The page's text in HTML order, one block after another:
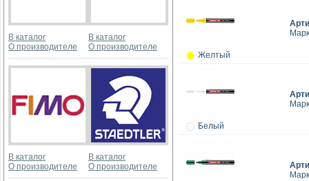
В каталог
О производителе
В каталог
О производителе
В каталог
О производителе
В каталог
О производителе
Желтый
Белый